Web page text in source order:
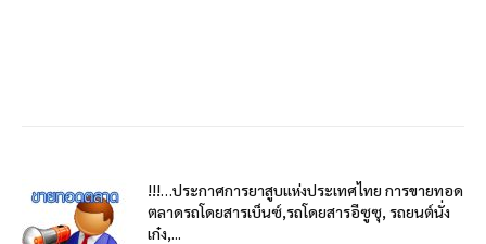
!!!…ประกาศการยาสูบแห่งประเทศไทย การขายทอด
ตลาดรถโดยสารเบ็นซ์,รถโดยสารอีซูซุ, รถยนต์นั่ง
เก๋ง,...